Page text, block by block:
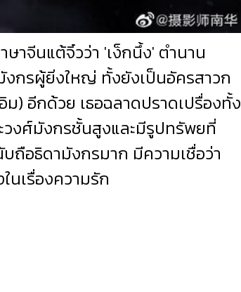
จีนแต้จิ๋วว่า 'เง็กนึ้ง' ตำนาน
งกรผู้ยิ่งใหญ่ ทั้งยังเป็นอัครสาวก
ม) อีกด้วย เธอฉลาดปราดเปรื่องทั้ง
งศ์มังกรชั้นสูงและมีรูปทรัพยที่
ถือธิดามังกรมาก มีความเชื่อว่า
นเรื่องความรัก